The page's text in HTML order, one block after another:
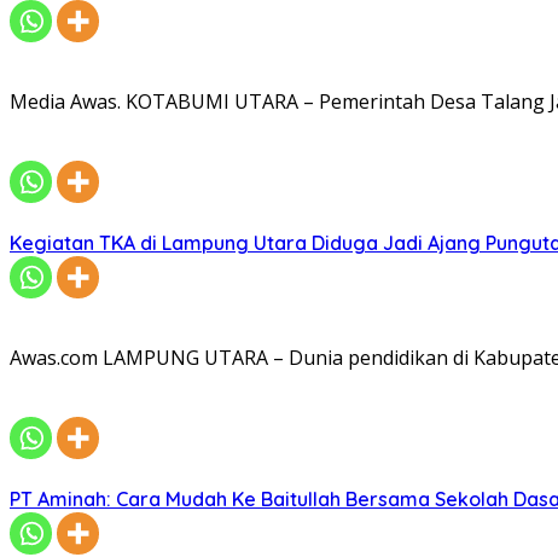
Media Awas. KOTABUMI UTARA – Pemerintah Desa
Kegiatan TKA di Lampung Utara Diduga Jadi Ajang
Awas.com LAMPUNG UTARA – Dunia pendidikan di
PT Aminah: Cara Mudah Ke Baitullah Bersama Sekolah